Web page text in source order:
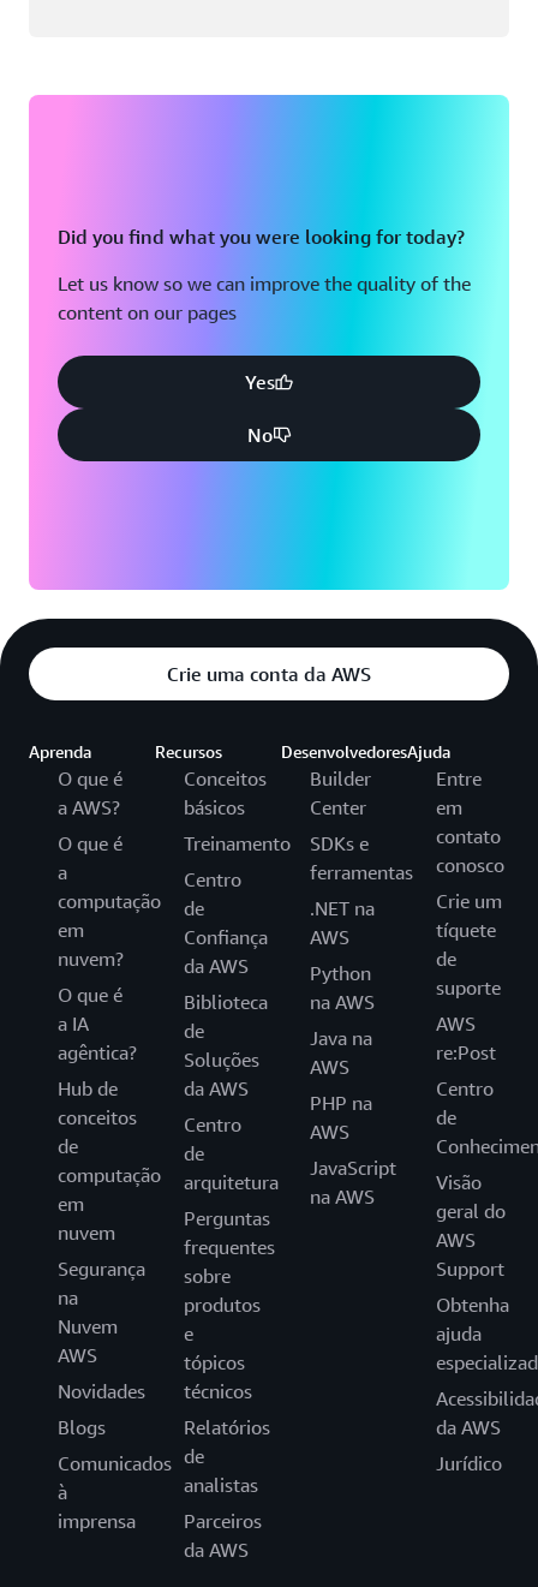
Did you find what you were looking for today?
Let us know so we can improve the quality of the
content on our pages
Yes
No
Crie uma conta da AWS
Aprenda
O que é
a AWS?
O que é
a
computação
em
nuvem?
O que é
a IA
agêntica?
Hub de
conceitos
de
computação
em
nuvem
Segurança
na
Nuvem
AWS
Novidades
Blogs
Comunicados
à
imprensa
Recursos
Conceitos
básicos
Treinamento
Centro
de
Confiança
da AWS
Biblioteca
de
Soluções
da AWS
Centro
de
arquitetura
Perguntas
frequentes
sobre
produtos
e
tópicos
técnicos
Relatórios
de
analistas
Parceiros
da AWS
Desenvolvedores
Builder
Center
SDKs e
ferramentas
.NET na
AWS
Python
na AWS
Java na
AWS
PHP na
AWS
JavaScript
na AWS
Ajuda
Entre
em
contato
conosco
Crie um
tíquete
de
suporte
AWS
re:Post
Centro
de
Visão
geral do
AWS
Support
Obtenha
ajuda
da AWS
Jurídico